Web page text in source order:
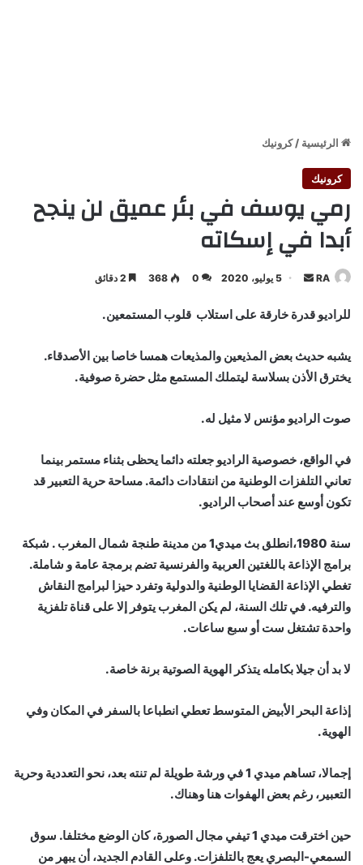
الرئيسية / كرونيك
كرونيك
رمي يوسف في بئر عميق لن ينجح
أبدا في إسكاته
RA
أرسل
إلكترونيا
5 يوليو، 2020 0
368
للراديو قدرة خارقة على استلاب قلوب المستمعين.
يشبه حديث بعض المذيعين والمذيعات همسا خاصا بين الأصدقاء.
يخترق الأذن بسلاسة ليتملك المستمع مثل حضرة صوفية.
صوت الراديو مؤنس لا مثيل له.
في الواقع، خصوصية الراديو جعلته دائما يحظى بثناء مستمر بينما
تعاني التلفزات الوطنية من انتقادات دائمة. مساحة حرية التعبير قد
تكون أوسع عند أصحاب الراديو.
سنة 1980،انطلق بث ميدي1 من مدينة طنجة شمال المغرب . شبكة
برامج الإذاعة باللغتين العربية والفرنسية تضم برمجة عامة و شاملة.
تغطي الإذاعة القضايا الوطنية والدولية وتفرد حيزا لبرامج النقاش
والترفيه. في تلك السنة، لم يكن المغرب يتوفر إلا على قناة تلفزية
واحدة تشتغل ست أو سبع ساعات.
لا بد أن جيلا بكامله يتذكر الهوية الصوتية برنة خاصة.
إذاعة البحر الأبيض المتوسط تعطي انطباعا بالسفر في المكان وفي
الهوية.
إجمالا، تساهم ميدي 1 في ورشة طويلة لم تنته بعد، نحو التعددية وحرية
التعبير، رغم بعض الهفوات هنا وهناك.
حين اخترقت ميدي 1 تيفي مجال الصورة، كان الوضع مختلفا. سوق
السمعي-البصري يعج بالتلفزات. وعلى القادم الجديد، أن يبهر من